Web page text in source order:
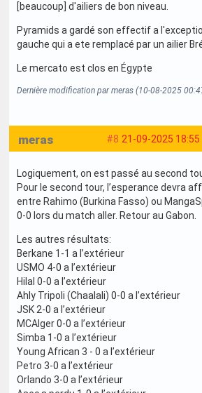
[beaucoup] d'ailiers de bon niveau.
Pyramids a gardé son effectif a
gauche qui a ete remplacé par un ailier
Le mercato est clos en Égypte
Dernière modification par meras (10-08-2025
#8 21-09-2025 18:55
meras
Logiquement, on est passé au second
Pour le second tour, l’esperance devra
entre Rahimo (Burkina Fasso) ou
0-0 lors du match aller. Retour au Gabon.
Les autres résultats:
Berkane 1-1 a l’extérieur
USMO 4-0 a l’extérieur
Hilal 0-0 a l’extérieur
Ahly Tripoli (Chaalali) 0-0 a l’extérieur
JSK 2-0 a l’extérieur
MCAlger 0-0 a l’extérieur
Simba 1-0 a l’extérieur
Young African 3 - 0 a l’extérieur
Petro 3-0 a l’extérieur
Orlando 3-0 a l’extérieur